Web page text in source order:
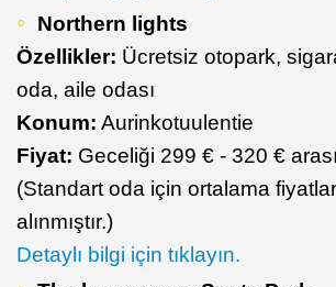
Northern lights
Özellikler: Ücretsiz otopark,
oda, aile odası
Konum: Aurinkotuulentie
Fiyat: Geceliği 299 € - 320 €
(Standart oda için ortalama
alınmıştır.)
Detaylı bilgi için tıklayın.